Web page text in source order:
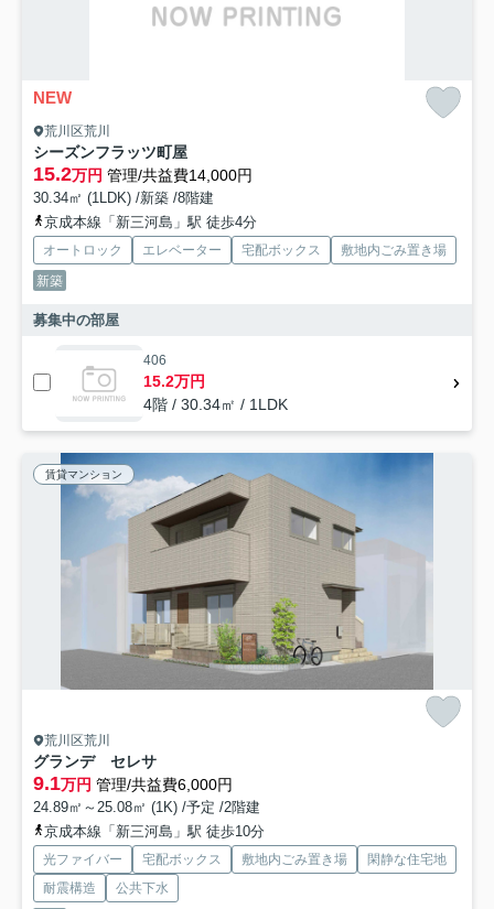
NEW
荒川区荒川
シーズンフラッツ町屋
15.2万円 管理/共益費14,000円
30.34㎡ (1LDK) /新築 /8階建
京成本線「新三河島」駅 徒歩4分
オートロック エレベーター 宅配ボックス
敷地内ごみ置き場
新築
募集中の部屋
406
15.2万円
4階 / 30.34㎡ / 1LDK
賃貸マンション
荒川区荒川
グランデ セレサ
9.1万円 管理/共益費6,000円
24.89㎡～25.08㎡ (1K) /予定 /2階建
京成本線「新三河島」駅 徒歩10分
光ファイバー 宅配ボックス 敷地内ごみ置き場
閑静な住宅地
耐震構造
公共下水